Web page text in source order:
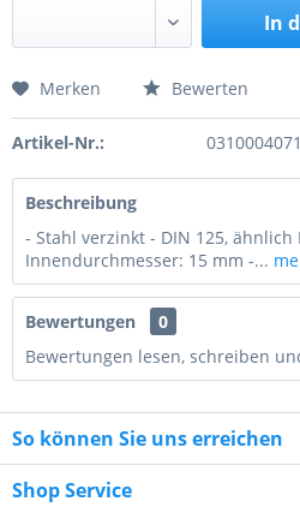
In
Preis anfragen
Merken Bewerten
Artikel-Nr.:
Beschreibung
- Stahl verzinkt - DIN 125, ähnlich
Innendurchmesser: 15 mm -...
Bewertungen
0
Bewertungen lesen, schreiben
So können Sie uns erreichen
Shop Service